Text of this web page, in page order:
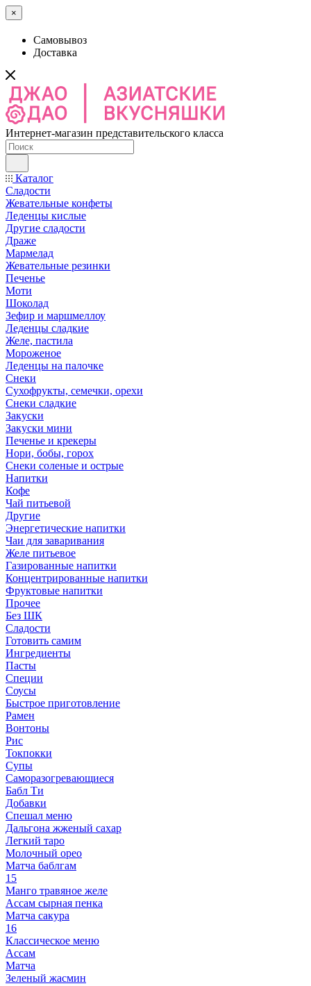
×
Самовывоз
Доставка
Интернет-магазин представительского класса
Каталог
Сладости
Жевательные конфеты
Леденцы кислые
Другие сладости
Драже
Мармелад
Жевательные резинки
Печенье
Моти
Шоколад
Зефир и маршмеллоу
Леденцы сладкие
Желе, пастила
Мороженое
Леденцы на палочке
Снеки
Сухофрукты, семечки, орехи
Снеки сладкие
Закуски
Закуски мини
Печенье и крекеры
Нори, бобы, горох
Снеки соленые и острые
Напитки
Кофе
Чай питьевой
Другие
Энергетические напитки
Чаи для заваривания
Желе питьевое
Газированные напитки
Концентрированные напитки
Фруктовые напитки
Прочее
Без ШК
Сладости
Готовить самим
Ингредиенты
Пасты
Специи
Соусы
Быстрое приготовление
Рамен
Вонтоны
Рис
Токпокки
Супы
Саморазогревающиеся
Бабл Ти
Добавки
Спешал меню
Дальгона жженый сахар
Легкий таро
Молочный орео
Матча баблгам
15
Манго травяное желе
Ассам сырная пенка
Матча сакура
16
Классическое меню
Ассам
Матча
Зеленый жасмин